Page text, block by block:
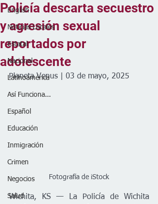
English
Noticias Locales
Estatal
Nacional
Latinoamérica
Así Funciona...
Español
Educación
Inmigración
Crimen
Negocios
Salud
Policía descarta secuestro
y agresión sexual
reportados por
adolescente
Planeta Venus | 03 de mayo, 2025
Fotografía de iStock
Wichita, KS — La Policía de Wichita